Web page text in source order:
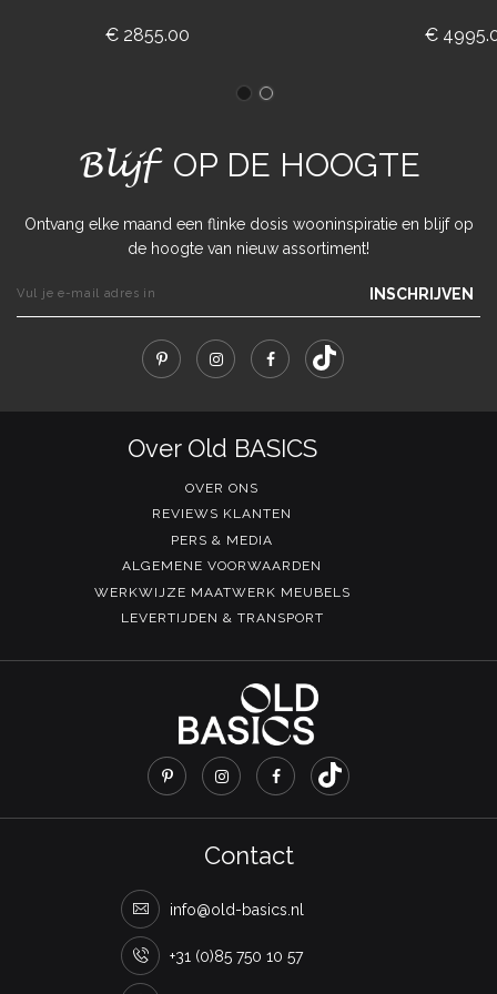
€ 2855.00 €
Blijf OP DE HOOGTE
Ontvang elke maand een flinke dosis wooninspiratie en blijf op
de hoogte van nieuw assortiment!
INSCHRIJVEN
Over Old BASICS
OVER ONS
REVIEWS KLANTEN
PERS & MEDIA
ALGEMENE VOORWAARDEN
WERKWIJZE MAATWERK MEUBELS
LEVERTIJDEN & TRANSPORT
Contact
info@old-basics.nl
+31 (0)85 750 10 57